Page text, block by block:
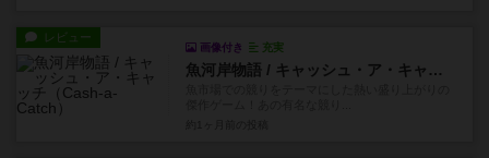
レビュー
画像付き 充実
魚河岸物語 / キャッシュ・ア・キャッチ